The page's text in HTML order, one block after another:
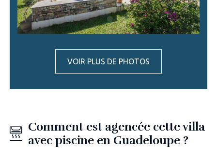
VOIR PLUS DE PHOTOS
Comment est agencée cette villa
avec piscine en Guadeloupe ?